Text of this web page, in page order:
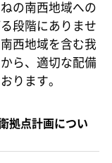
の南西地域への
段階にありませ
西地域を含む我
ら、適切な配備
ります。
拠点計画につい